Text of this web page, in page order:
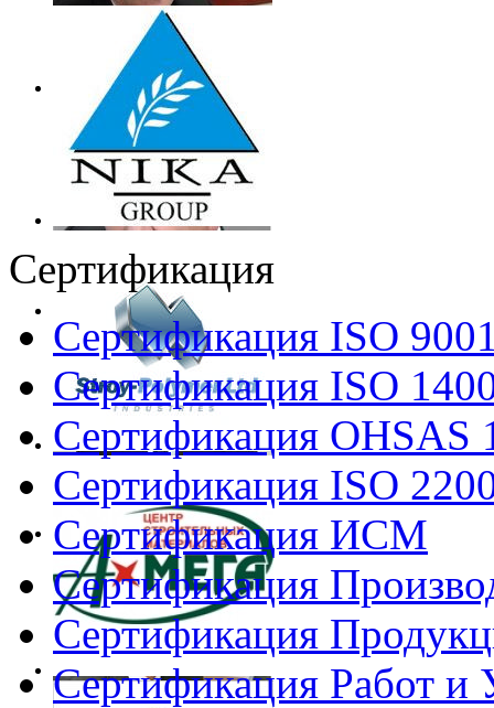
Сертификация
Сертификация ISO
Сертификация ISO
Сертификация OHSAS
Сертификация ISO
Сертификация ИСМ
Сертификация
Сертификация
Сертификация Работ и